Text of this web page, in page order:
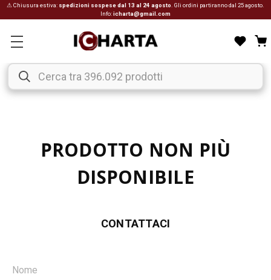
⚠ Chiusura estiva: spedizioni sospese dal 13 al 24 agosto . Gli ordini partiranno dal 25 agosto.
Info:icharta@gmail.com
PRODOTTO NON PIÙ
DISPONIBILE
CONTATTACI
Nome